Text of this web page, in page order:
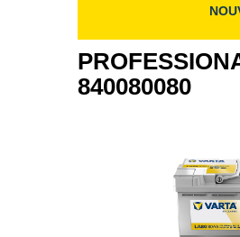
840080080